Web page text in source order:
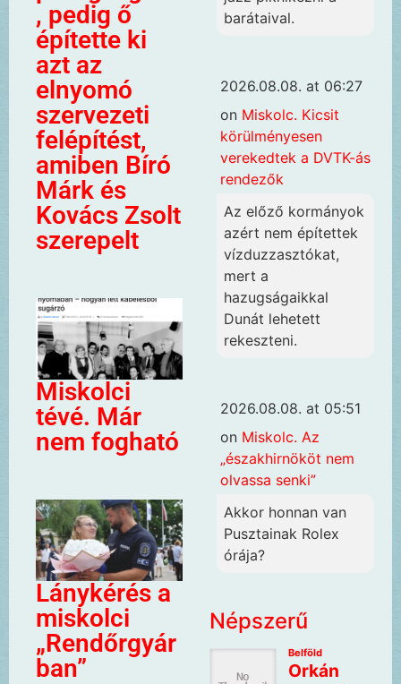
, pedig ő
építette ki
azt az
elnyomó
szervezeti
felépítést,
amiben Bíró
Márk és
Kovács Zsolt
szerepelt
Miskolci
tévé. Már
nem fogható
Lánykérés a
miskolci
„Rendőrgyár
ban”
barátaival.
2026.08.08. at 06:27
on Miskolc. Kicsit
körülményesen
verekedtek a DVTK-ás
rendezők
Az előző kormányok
azért nem építettek
vízduzzasztókat,
mert a
hazugságaikkal
Dunát lehetett
rekeszteni.
2026.08.08. at 05:51
on Miskolc. Az
„északhirnököt nem
olvassa senki”
Akkor honnan van
Pusztainak Rolex
órája?
Népszerű